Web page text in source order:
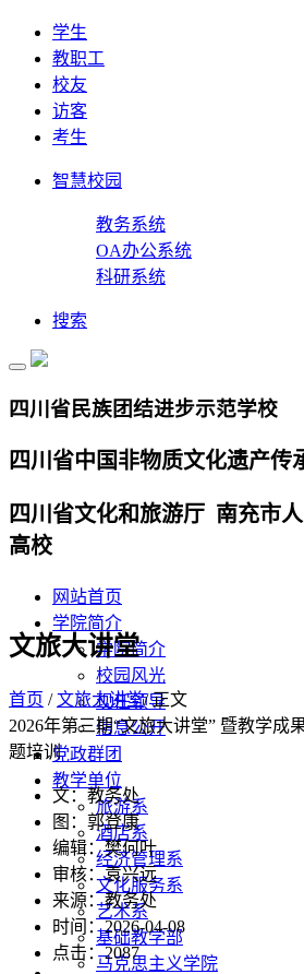
学生
教职工
校友
访客
考生
智慧校园
教务系统
OA办公系统
科研系统
搜索
四川省民族团结进步示范学校
四川省中国非物质文化遗产传
四川省文化和旅游厅 南充市
高校
网站首页
学院简介
学院简介
校园风光
现任领导
信息公开
党政群团
教学单位
旅游系
酒店系
经济管理系
文化服务系
艺术系
基础教学部
马克思主义学院
文旅大讲堂
首页 /文旅大讲堂/ 正文
2026年第三期“文旅大讲堂” 暨教学成
题培训
文：教务处
图：郭登康
编辑：樊何叶
审核：袁兴远
来源：教务处
时间：2026-04-08
点击：2087